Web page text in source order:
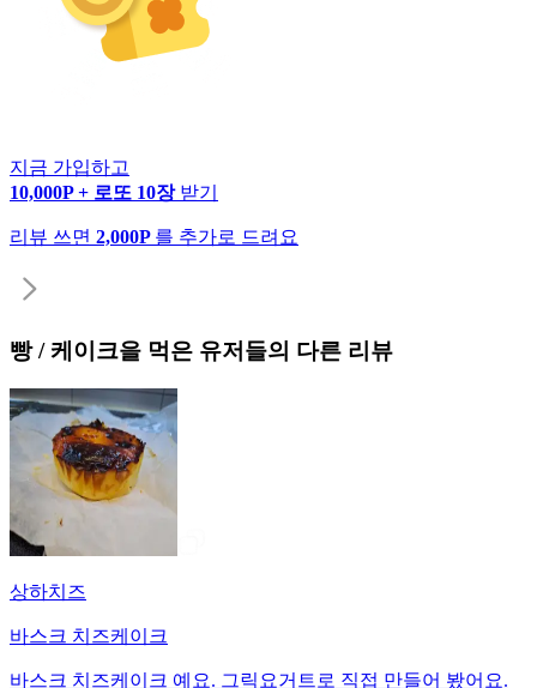
지금 가입하고
10,000P + 로또 10장 받기
리뷰 쓰면 2,000P 를 추가로 드려요
빵 / 케이크을 먹은 유저들의 다른 리뷰
상하치즈
바스크 치즈케이크
바스크 치즈케이크 예요. 그릭요거트로 직접 만들어 봤어요.